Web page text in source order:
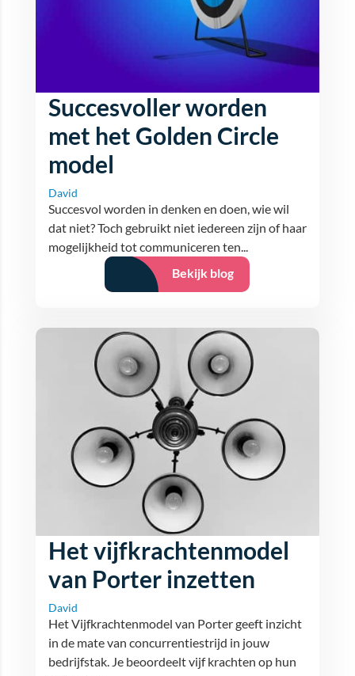
Succesvoller worden
met het Golden Circle
model
David
Succesvol worden in denken en doen, wie wil
dat niet? Toch gebruikt niet iedereen zijn of haar
mogelijkheid tot communiceren ten...
Bekijk blog
Het vijfkrachtenmodel
van Porter inzetten
David
Het Vijfkrachtenmodel van Porter geeft inzicht
in de mate van concurrentiestrijd in jouw
bedrijfstak. Je beoordeelt vijf krachten op hun